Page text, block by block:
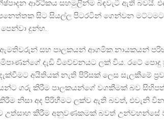
ආර්ථිකය සහමුලින්ම බිඳවැටී ඇති බවයි.
සිට සියල්ල පිටරටින් ගෙන්වන
දුන්හ.
ඇමතිවරුන් සහ පාලකයන් ආගමික නායකයන්
දැඩි විවේචනයට ලක් විය. රටේ පොදු
අයිතියක් නැති පිරිසක් ලෙස සැලකීමේ
ගරු කිරීම පාලකයන්ගේ වගකීමක් බව
නිසා අද පිරිහීමට ලක්ව ඇති බවත්, එවැනි
උත්සාහ කිරීම අනුවණකමක් බවත් උන්වහන්සේ